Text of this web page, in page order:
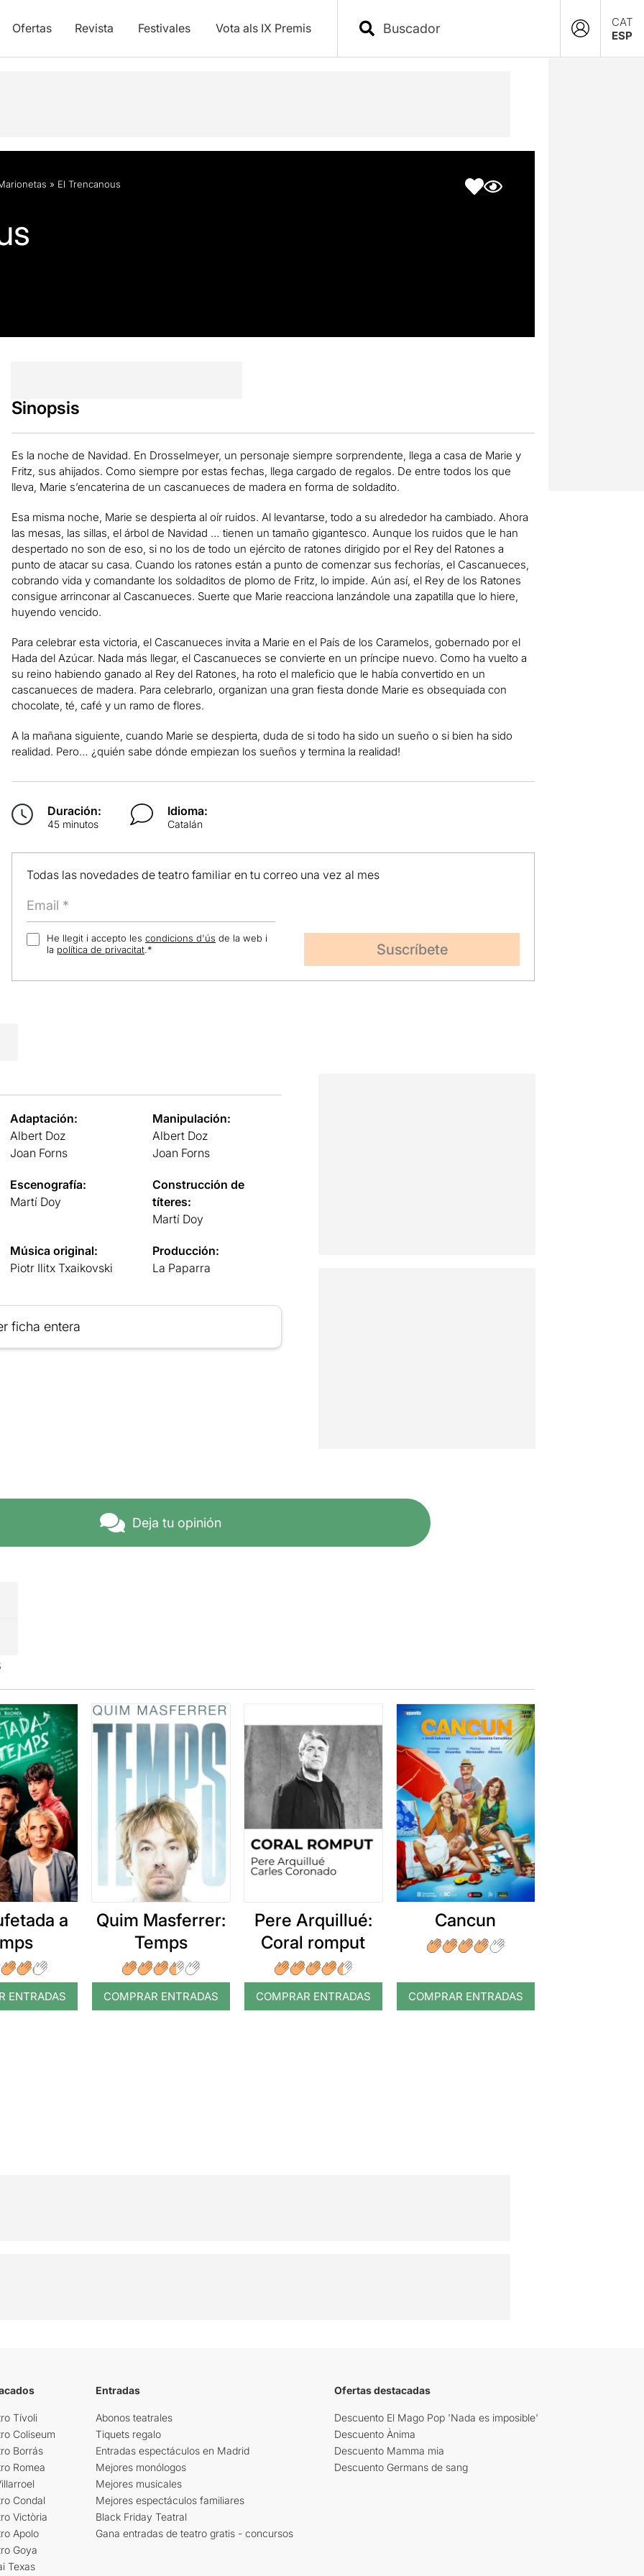
Ofertas Revista Festivales Vota als IX Premis
CAT
ESP
» El Trencanous
Sinopsis
Es la noche de Navidad. En Drosselmeyer, un personaje siempre sorprendente, llega a casa de Marie y
Fritz, sus ahijados. Como siempre por estas fechas, llega cargado de regalos. De entre todos los que
lleva, Marie s’encaterina de un cascanueces de madera en forma de soldadito.
Esa misma noche, Marie se despierta al oír ruidos. Al levantarse, todo a su alrededor ha cambiado. Ahora
las mesas, las sillas, el árbol de Navidad … tienen un tamaño gigantesco. Aunque los ruidos que le han
despertado no son de eso, si no los de todo un ejército de ratones dirigido por el Rey del Ratones a
punto de atacar su casa. Cuando los ratones están a punto de comenzar sus fechorías, el Cascanueces,
cobrando vida y comandante los soldaditos de plomo de Fritz, lo impide. Aún así, el Rey de los Ratones
consigue arrinconar al Cascanueces. Suerte que Marie reacciona lanzándole una zapatilla que lo hiere,
huyendo vencido.
Para celebrar esta victoria, el Cascanueces invita a Marie en el País de los Caramelos, gobernado por el
Hada del Azúcar. Nada más llegar, el Cascanueces se convierte en un príncipe nuevo. Como ha vuelto a
su reino habiendo ganado al Rey del Ratones, ha roto el maleficio que le había convertido en un
cascanueces de madera. Para celebrarlo, organizan una gran fiesta donde Marie es obsequiada con
chocolate, té, café y un ramo de flores.
A la mañana siguiente, cuando Marie se despierta, duda de si todo ha sido un sueño o si bien ha sido
realidad. Pero… ¿quién sabe dónde empiezan los sueños y termina la realidad!
Duración:
45 minutos
Idioma:
Catalán
Todas las novedades de teatro familiar en tu correo una vez al mes
He llegit i accepto les condicions d'ús de la web i
la política de privacitat.*
Adaptación:
Albert Doz
Joan Forns
Manipulación:
Albert Doz
Joan Forns
Escenografía:
Martí Doy
Construcción de
títeres:
Martí Doy
Música original:
Piotr Ilitx Txaikovski
Producción:
La Paparra
ficha entera
Deja tu opinión
a
ENTRADAS
Quim Masferrer:
Temps
COMPRAR ENTRADAS
Pere Arquillué:
Coral romput
COMPRAR ENTRADAS
Cancun
COMPRAR ENTRADAS
Tívoli
Coliseum
Borrás
Romea
Condal
Victòria
Apolo
Goya
Texas
Entradas
Abonos teatrales
Tiquets regalo
Entradas espectáculos en Madrid
Mejores monólogos
Mejores musicales
Mejores espectáculos familiares
Black Friday Teatral
Gana entradas de teatro gratis - concursos
Ofertas destacadas
Descuento El Mago Pop 'Nada es imposible'
Descuento Ànima
Descuento Mamma mia
Descuento Germans de sang